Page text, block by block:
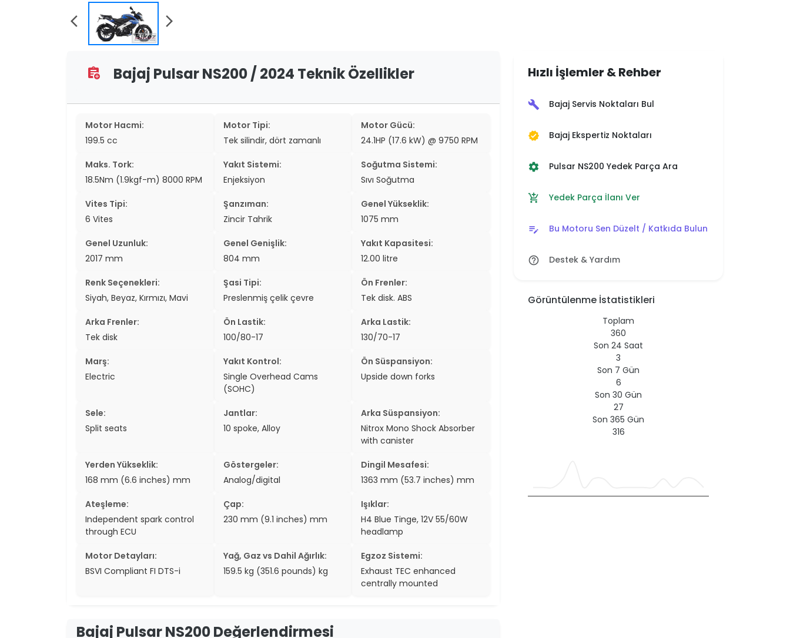
arrow_back_ios arrow_forward_ios
assignment_add Bajaj Pulsar NS200 / 2024 Teknik Özellikler
Motor Hacmi:
199.5 cc
Motor Tipi:
Tek silindir, dört zamanlı
Motor Gücü:
24.1HP (17.6 kW) @ 9750 RPM
Maks. Tork:
18.5Nm (1.9kgf-m) 8000 RPM
Yakıt Sistemi:
Enjeksiyon
Soğutma Sistemi:
Sıvı Soğutma
Vites Tipi:
6 Vites
Şanzıman:
Zincir Tahrik
Genel Yükseklik:
1075 mm
Genel Uzunluk:
2017 mm
Genel Genişlik:
804 mm
Yakıt Kapasitesi:
12.00 litre
Renk Seçenekleri:
Siyah, Beyaz, Kırmızı, Mavi
Şasi Tipi:
Preslenmiş çelik çevre
Ön Frenler:
Tek disk. ABS
Arka Frenler:
Tek disk
Ön Lastik:
100/80-17
Arka Lastik:
130/70-17
Marş:
Electric
Yakıt Kontrol:
Single Overhead Cams
(SOHC)
Ön Süspansiyon:
Upside down forks
Sele:
Split seats
Jantlar:
10 spoke, Alloy
Arka Süspansiyon:
Nitrox Mono Shock Absorber
with canister
Yerden Yükseklik:
168 mm (6.6 inches) mm
Göstergeler:
Analog/digital
Dingil Mesafesi:
1363 mm (53.7 inches) mm
Ateşleme:
Independent spark control
through ECU
Çap:
230 mm (9.1 inches) mm
Işıklar:
H4 Blue Tinge, 12V 55/60W
headlamp
Motor Detayları:
BSVI Compliant FI DTS-i
Yağ, Gaz vs Dahil Ağırlık:
159.5 kg (351.6 pounds) kg
Egzoz Sistemi:
Exhaust TEC enhanced
centrally mounted
Bajaj Pulsar NS200 Değerlendirmesi
Hızlı İşlemler & Rehber
build Bajaj Servis Noktaları Bul
verified Bajaj Ekspertiz Noktaları
settings Pulsar NS200 Yedek Parça Ara
add_shopping_cart Yedek Parça İlanı Ver
edit_note Bu Motoru Sen Düzelt / Katkıda Bulun
help_outline Destek & Yardım
Görüntülenme İstatistikleri
Toplam
360
Son 24 Saat
3
Son 7 Gün
6
Son 30 Gün
27
Son 365 Gün
316